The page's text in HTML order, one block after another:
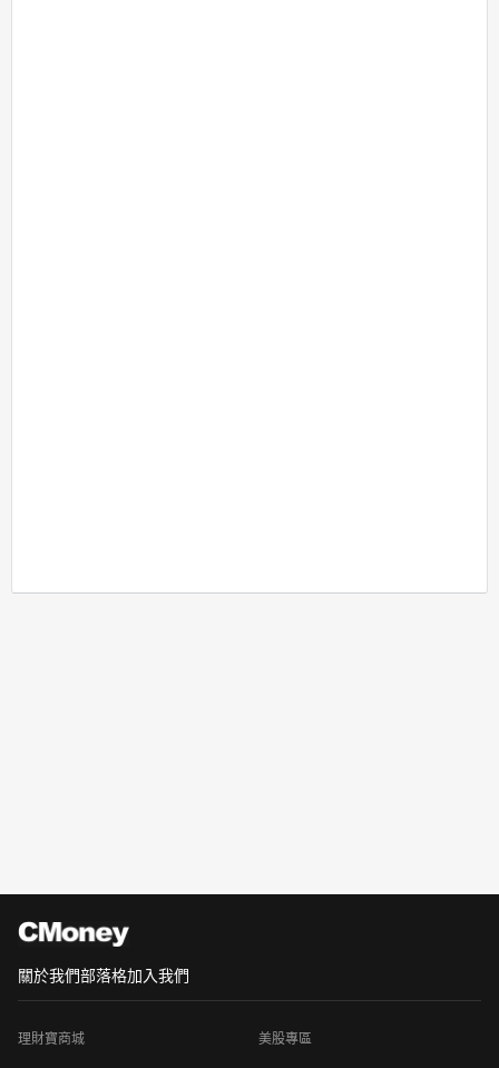
關於我們部落格加入我們
理財寶商城 美股專區